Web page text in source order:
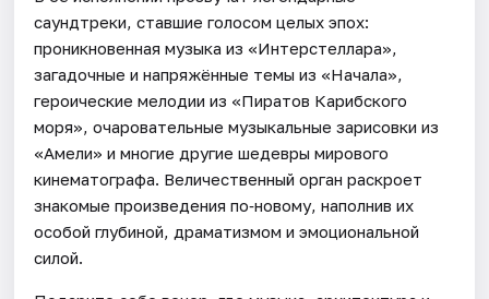
саундтреки, ставшие голосом целых эпох:
проникновенная музыка из «Интерстеллара»,
загадочные и напряжённые темы из «Начала»,
героические мелодии из «Пиратов Карибского
моря», очаровательные музыкальные зарисовки из
«Амели» и многие другие шедевры мирового
кинематографа. Величественный орган раскроет
знакомые произведения по‑новому, наполнив их
особой глубиной, драматизмом и эмоциональной
силой.